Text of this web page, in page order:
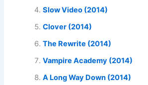
Slow Video (2014)
Clover (2014)
The Rewrite (2014)
Vampire Academy (2014)
A Long Way Down (2014)